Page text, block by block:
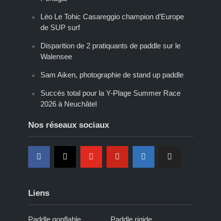
Léo Le Tohic Casareggio champion d’Europe
de SUP surf
Disparition de 2 pratiquants de paddle sur le
Walensee
Sam Aiken, photographie de stand up paddle
Succès total pour la Y-Plage Summer Race
2026 à Neuchâtel
Nos réseaux sociaux
Liens
Paddle gonflable Paddle rigide